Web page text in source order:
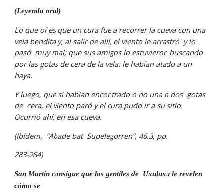
(Leyenda oral)
Lo que oí es que un cura fue a recorrer la cueva con una
vela bendita y, al salir de allí, el viento le arrastró  y lo
pasó  muy mal; que sus amigos lo estuvieron buscando
por las gotas de cera de la vela: le habían atado a un
haya.
Y luego, que si habían encontrado o no una o dos  gotas
de  cera, el viento paró y el cura pudo ir a su sitio.
Ocurrió ahí, en esa cueva.
(Ibídem,  “Abade bat  Supelegorren”, 46.3, pp.
283-284)
San Martín consigue que los gentiles de  Uxuluxu le revelen
cómo se